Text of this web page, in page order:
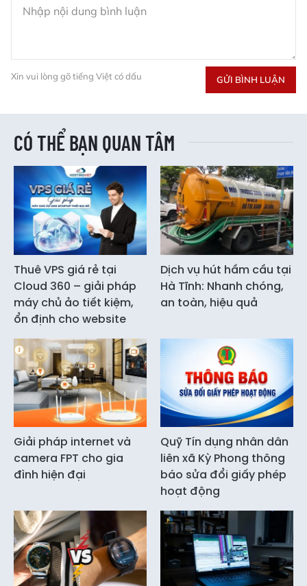
Xin vui lòng gõ tiếng Việt có dấu GỬI BÌNH LUẬN
CÓ THỂ BẠN QUAN TÂM
Thuê VPS giá rẻ tại
Cloud 360 – giải pháp
máy chủ ảo tiết kiệm,
ổn định cho website
Dịch vụ hút hầm cầu tại
Hà Tĩnh: Nhanh chóng,
an toàn, hiệu quả
Giải pháp internet và
camera FPT cho gia
đình hiện đại
Quỹ Tín dụng nhân dân
liên xã Kỳ Phong thông
báo sửa đổi giấy phép
hoạt động